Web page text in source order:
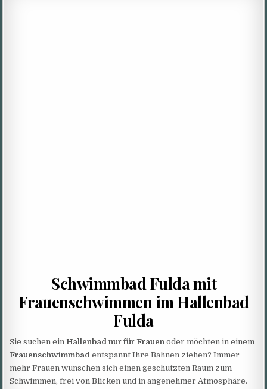
Schwimmbad Fulda mit
Frauenschwimmen im Hallenbad
Fulda
Sie suchen ein Hallenbad nur für Frauen oder möchten in einem
Frauenschwimmbad entspannt Ihre Bahnen ziehen? Immer
mehr Frauen wünschen sich einen geschützten Raum zum
Schwimmen, frei von Blicken und in angenehmer Atmosphäre.